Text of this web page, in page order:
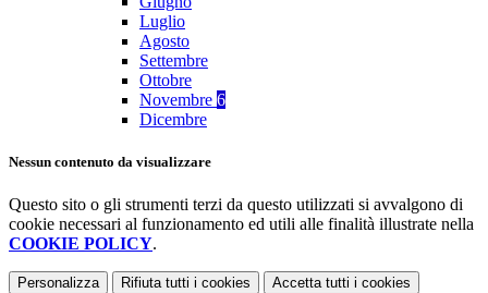
Luglio
Agosto
Settembre
Ottobre
Novembre 6
Dicembre
Nessun contenuto da visualizzare
Questo sito o gli strumenti terzi da questo utilizzati si avvalgono di
cookie necessari al funzionamento ed utili alle finalità illustrate nella
COOKIE POLICY.
Personalizza Rifiuta tutti i cookies Accetta tutti i cookies